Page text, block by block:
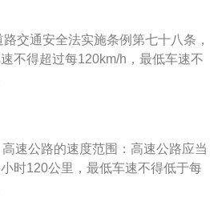
超过每小时80公里。同方向有2条
；同方向有3条以上车道，最左侧车
最低车速为每小时90公里。道路限
不一致，按照道路限速标志标明的
申领和使用规定》中规定：驾驶机
交通安全法实施条例第七十八条，
不得超过每120km/h，最低车速不
公路上，同方向有2条车道，左侧
路限速标志标明的车速与上述车道
志标明的车速行驶。如果在高速公
侧的慢车道。高速公路低速的处
速低于最低限速的百分之二十以
分之二十以上，将被罚款，扣3
速公路的速度范围：高速公路应当
时120公里，最低车速不得低于每
车最高车速不得超过每小时120公